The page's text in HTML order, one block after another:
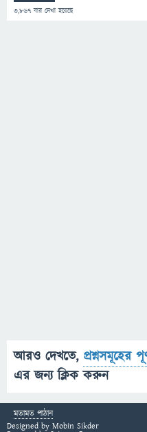
3,867 বার দেখা হয়েছে
আরও দেখতে, প্রশ্নসমূহের
এর জন্য ক্লিক করুন
মতামত পাঠান
Designed by Mobin Sikder